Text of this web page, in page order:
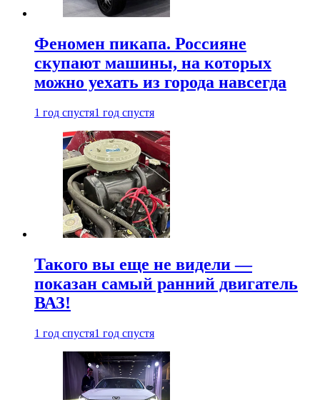
Феномен пикапа. Россияне
скупают машины, на которых
можно уехать из города навсегда
1 год спустя1 год спустя
Такого вы еще не видели —
показан самый ранний двигатель
ВАЗ!
1 год спустя1 год спустя